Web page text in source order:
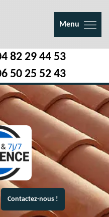
Menu
82 29 44 53
50 25 52 43
Contactez-nous !